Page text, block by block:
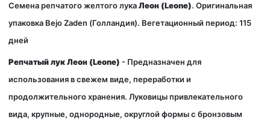
Семена репчатого желтого лукаЛеон (Leone). Оригинальная
упаковка Bejo Zaden (Голландия). Вегетационный период: 115
дней
Репчатый лук Леон (Leone) - Предназначен для
использования в свежем виде, переработки и
продолжительного хранения. Луковицы привлекательного
вида, крупные, однородные, округлой формы с бронзовым